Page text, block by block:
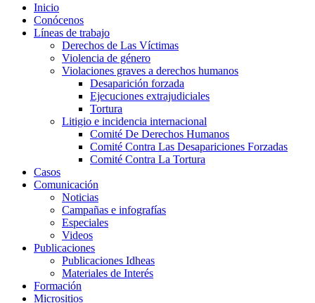
Inicio
Conócenos
Líneas de trabajo
Derechos de Las Víctimas
Violencia de género
Violaciones graves a derechos humanos
Desaparición forzada​
Ejecuciones extrajudiciales
Tortura
Litigio e incidencia internacional
Comité De Derechos Humanos​
Comité Contra Las Desapariciones Forzadas
Comité Contra La Tortura​
Casos
Comunicación
Noticias
Campañas e infografías
Especiales
Videos
Publicaciones
Publicaciones Idheas
Materiales de Interés
Formación
Micrositios